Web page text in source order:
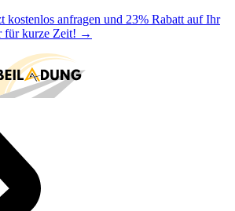
kostenlos anfragen und 23% Rabatt auf Ihr
für kurze Zeit! →